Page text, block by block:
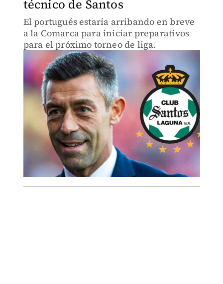
técnico de Santos
El portugués estaría arribando en breve
a la Comarca para iniciar preparativos
para el próximo torneo de liga.